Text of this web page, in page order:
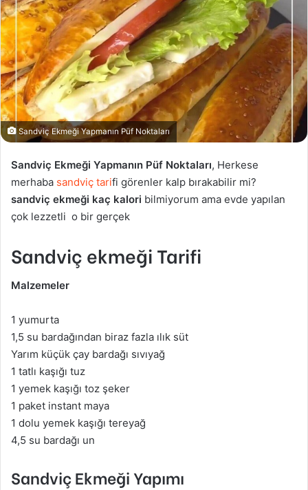
Sandviç Ekmeği Yapmanın Püf Noktaları
Sandviç Ekmeği Yapmanın Püf Noktaları, Herkese
merhaba sandviç tarifi görenler kalp bırakabilir mi?
sandviç ekmeği kaç kalori bilmiyorum ama evde yapılan
çok lezzetli o bir gerçek
Sandviç ekmeği Tarifi
Malzemeler
1 yumurta
1,5 su bardağından biraz fazla ılık süt
Yarım küçük çay bardağı sıvıyağ
1 tatlı kaşığı tuz
1 yemek kaşığı toz şeker
1 paket instant maya
1 dolu yemek kaşığı tereyağ
4,5 su bardağı un
Sandviç Ekmeği Yapımı